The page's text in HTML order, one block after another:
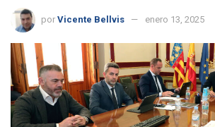
por Vicente Bellvis enero 13, 2025